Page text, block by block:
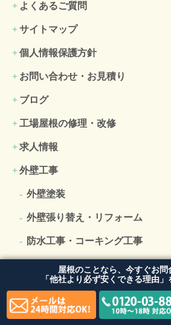
よくあるご質問
サイトマップ
個人情報保護方針
お問い合わせ・お見積り
ブログ
工場屋根の修理・改修
求人情報
外壁工事
外壁塗装
外壁張り替え・リフォーム
防水工事・コーキング工事
雨漏り修理・補修
屋根リフォーム
屋根のことなら、今すぐお問
「他社より必ず安くできる理由